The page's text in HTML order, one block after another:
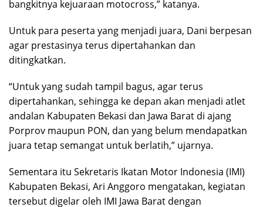
bangkitnya kejuaraan motocross,” katanya.
Untuk para peserta yang menjadi juara, Dani berpesan
agar prestasinya terus dipertahankan dan
ditingkatkan.
“Untuk yang sudah tampil bagus, agar terus
dipertahankan, sehingga ke depan akan menjadi atlet
andalan Kabupaten Bekasi dan Jawa Barat di ajang
Porprov maupun PON, dan yang belum mendapatkan
juara tetap semangat untuk berlatih,” ujarnya.
Sementara itu Sekretaris Ikatan Motor Indonesia (IMI)
Kabupaten Bekasi, Ari Anggoro mengatakan, kegiatan
tersebut digelar oleh IMI Jawa Barat dengan